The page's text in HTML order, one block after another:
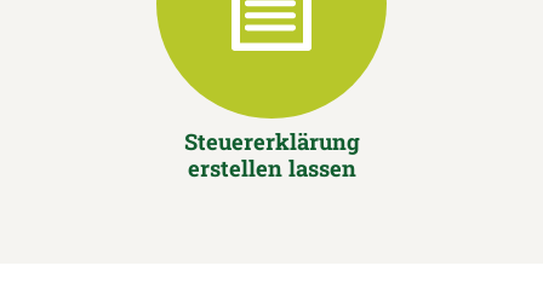
Steuererklärung
erstellen lassen